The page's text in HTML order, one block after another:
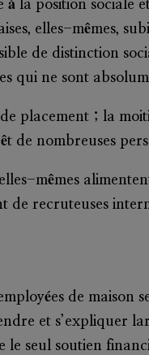
la position sociale
elles-mêmes,
de distinction
qui ne sont
placement ; la
de nombreuses
mêmes
de recruteuses
de
et s’expliquer
seul soutien